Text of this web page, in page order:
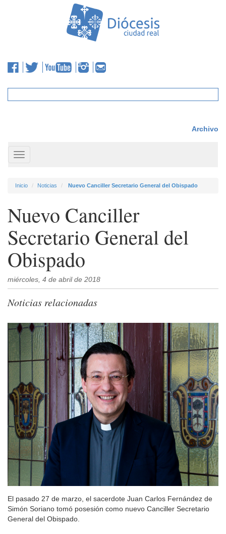
Archivo
Toggle
navigation
Inicio Noticias Nuevo Canciller Secretario General del Obispado
Nuevo Canciller
Secretario General del
Obispado
miércoles, 4 de abril de 2018
Noticias relacionadas
El pasado 27 de marzo, el sacerdote Juan Carlos Fernández de
Simón Soriano tomó posesión como nuevo Canciller Secretario
General del Obispado.